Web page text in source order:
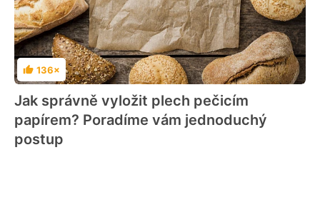
Hodnocení
136×
Jak správně vyložit plech pečicím
papírem? Poradíme vám jednoduchý
postup